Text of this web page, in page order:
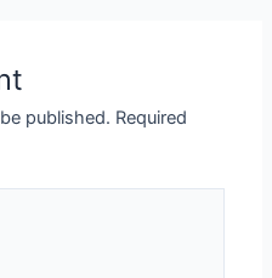
published. Required